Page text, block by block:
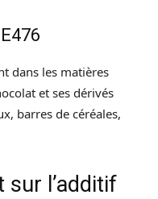
dans les matières
et ses dérivés
barres de céréales,
l’additif